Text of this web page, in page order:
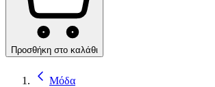
Προσθήκη στο καλάθι
Μόδα